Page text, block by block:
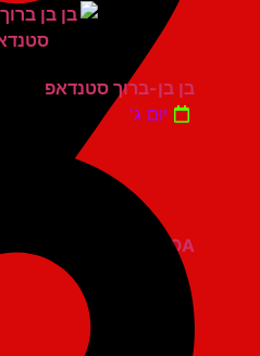
בן בן-ברוך סטנדאפ
יום ג'